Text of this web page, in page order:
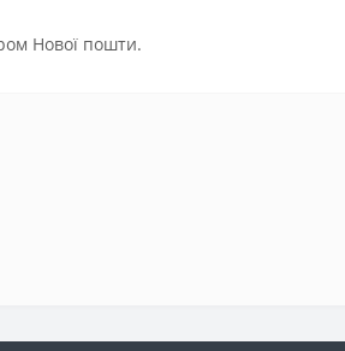
Нової пошти.